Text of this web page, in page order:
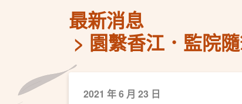
最新消息
園繫香江．監院
2021 年 6 月 23 日